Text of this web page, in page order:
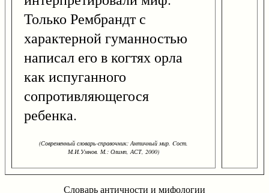
Только Рембрандт с
характерной гуманностью
написал его в когтях орла
как испуганного
сопротивляющегося
ребенка.
(Современный словарь-справочник: Античный мир. Cост.
М.И.Умнов. М.: Олимп, АСТ, 2000)
Словарь античности и мифологии